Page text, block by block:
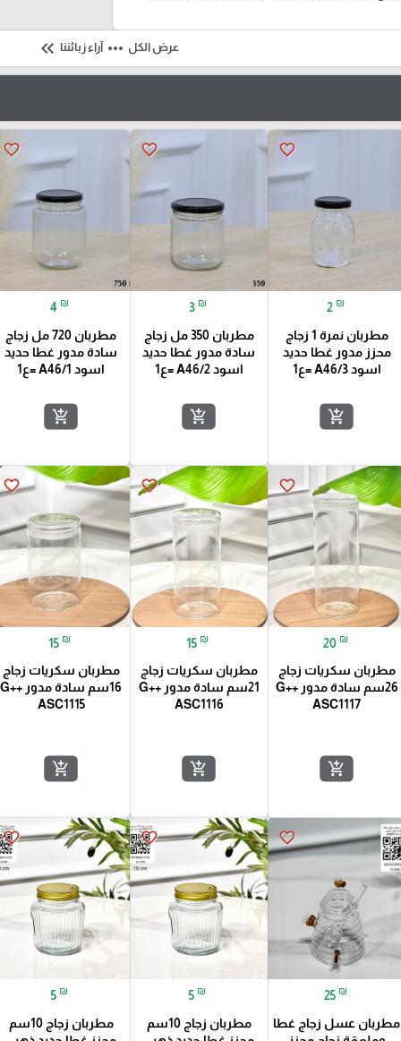
عرض الكل more_horiz آراء زبائننا keyboard_double_arrow_left
favorite_border
2 ₪
مطربان نمرة 1 زجاج
محزز مدور غطا حديد
اسود A46/3 =ع1
add_shopping_cart
favorite_border
3 ₪
مطربان 350 مل زجاج
سادة مدور غطا حديد
اسود A46/2 =ع1
add_shopping_cart
favorite_border
4 ₪
مطربان 720 مل زجاج
سادة مدور غطا حديد
اسود A46/1 =ع1
add_shopping_cart
favorite_border
20 ₪
مطربان سكريات زجاج
26سم سادة مدور G++
ASC1117
add_shopping_cart
favorite_border
15 ₪
مطربان سكريات زجاج
21سم سادة مدور G++
ASC1116
add_shopping_cart
favorite_border
15 ₪
مطربان سكريات زجاج
16سم سادة مدور G++
ASC1115
add_shopping_cart
favorite_border
25 ₪
مطربان عسل زجاج غطا
favorite_border
5 ₪
مطربان زجاج 10سم
favorite_border
5 ₪
مطربان زجاج 10سم